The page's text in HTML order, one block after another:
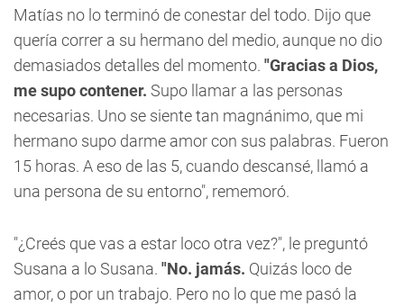
Matías no lo terminó de conestar del todo. Dijo que
quería correr a su hermano del medio, aunque no dio
demasiados detalles del momento. "Gracias a Dios,
me supo contener. Supo llamar a las personas
necesarias. Uno se siente tan magnánimo, que mi
hermano supo darme amor con sus palabras. Fueron
15 horas. A eso de las 5, cuando descansé, llamó a
una persona de su entorno", rememoró.
"¿Creés que vas a estar loco otra vez?", le preguntó
Susana a lo Susana. "No. jamás. Quizás loco de
amor, o por un trabajo. Pero no lo que me pasó la